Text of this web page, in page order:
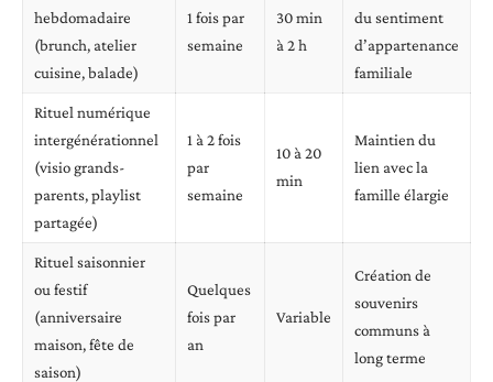
hebdomadaire
(brunch, atelier
cuisine, balade)
1 fois par
semaine
30 min
à 2 h
du sentiment
d’appartenance
familiale
Rituel numérique
intergénérationnel
(visio grands-
parents, playlist
partagée)
1 à 2 fois
par
semaine
10 à 20
min
Maintien du
lien avec la
famille élargie
Rituel saisonnier
ou festif
(anniversaire
maison, fête de
saison)
Quelques
fois par
an
Variable
Création de
souvenirs
communs à
long terme